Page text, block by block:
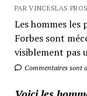
PAR VINCESLAS
Les hommes les
Forbes sont
visiblement pas
Commentaires sont